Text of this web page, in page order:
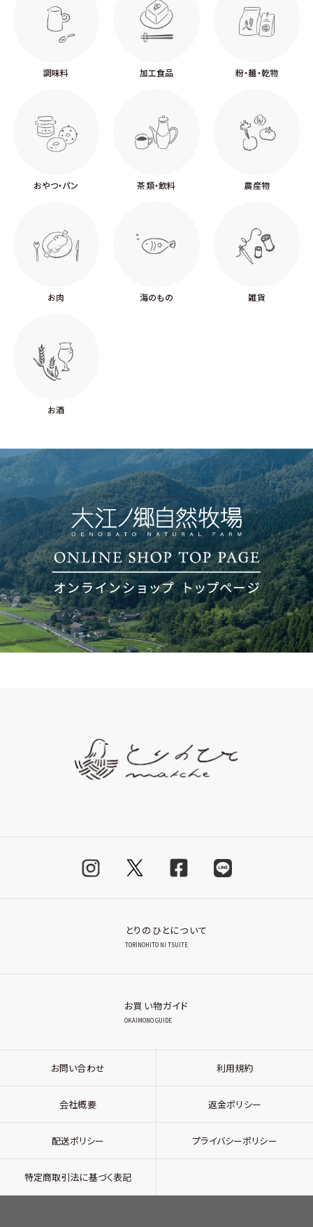
調味料 加工食品 粉・麺・乾物
おやつ・パン 茶類・飲料 農産物
お肉 海のもの 雑貨
お酒
とりのひとについて
TORINOHITO NI TSUITE
お買い物ガイド
OKAIMONO GUIDE
お問い合わせ 利用規約
会社概要 返金ポリシー
配送ポリシー プライバシーポリシー
特定商取引法に基づく表記